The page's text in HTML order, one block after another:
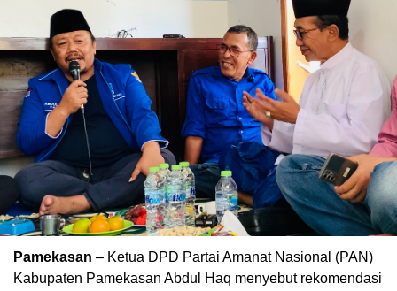
Pamekasan – Ketua DPD Partai Amanat Nasional (PAN)
Kabupaten Pamekasan Abdul Haq menyebut rekomendasi